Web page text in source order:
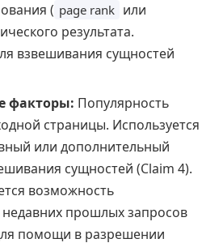
( page rank или
результата.
взвешивания сущностей
факторы: Популярность
страницы. Используется
или дополнительный
сущностей (Claim 4).
возможность
прошлых запросов
помощи в разрешении